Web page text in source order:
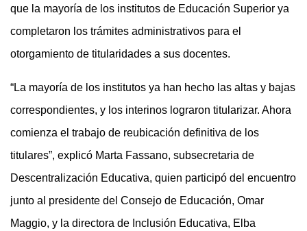
que la mayoría de los institutos de Educación Superior ya
completaron los trámites administrativos para el
otorgamiento de titularidades a sus docentes.
“La mayoría de los institutos ya han hecho las altas y bajas
correspondientes, y los interinos lograron titularizar. Ahora
comienza el trabajo de reubicación definitiva de los
titulares”, explicó Marta Fassano, subsecretaria de
Descentralización Educativa, quien participó del encuentro
junto al presidente del Consejo de Educación, Omar
Maggio, y la directora de Inclusión Educativa, Elba